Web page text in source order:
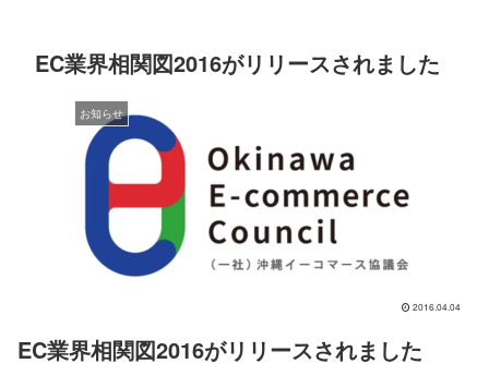
EC業界相関図2016がリリースされました
お知らせ
2016.04.04
EC業界相関図2016がリリースされました